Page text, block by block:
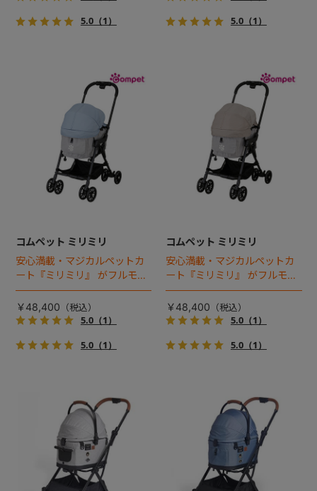
5.0（1）
5.0（1）
コムペット ミリミリ
安心満載・マジカルペットカ
ート『ミリミリ』 がフルモデ
ルチェンジ。 新機能「マジカ
ルフォールディング」搭載
￥48,400
5.0（1）
5.0（1）
コムペット ミリミリ
安心満載・マジカルペットカ
ート『ミリミリ』 がフルモデ
ルチェンジ。 新機能「マジカ
ルフォールディング」搭載
￥48,400
5.0（1）
5.0（1）